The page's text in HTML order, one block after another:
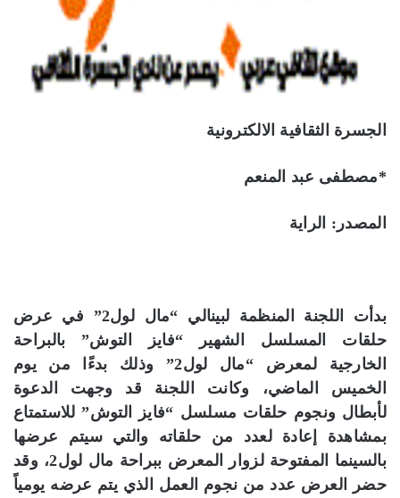
الجسرة الثقافية الالكترونية
*مصطفى عبد المنعم
المصدر: الراية
بدأت اللجنة المنظمة لبينالي “مال لول2” في عرض
حلقات المسلسل الشهير “فايز التوش” بالبراحة
الخارجية لمعرض “مال لول2” وذلك بدءًا من يوم
الخميس الماضي، وكانت اللجنة قد وجهت الدعوة
لأبطال ونجوم حلقات مسلسل “فايز التوش” للاستمتاع
بمشاهدة إعادة لعدد من حلقاته والتي سيتم عرضها
بالسينما المفتوحة لزوار المعرض ببراحة مال لول2، وقد
حضر العرض عدد من نجوم العمل الذي يتم عرضه يومياً